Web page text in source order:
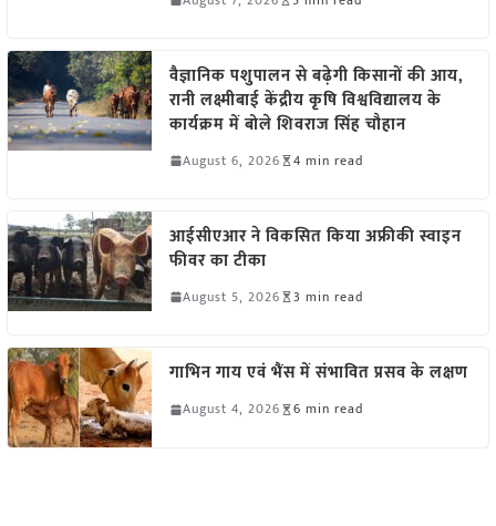
वैज्ञानिक पशुपालन से बढ़ेगी किसानों की आय,
रानी लक्ष्मीबाई केंद्रीय कृषि विश्वविद्यालय के
कार्यक्रम में बोले शिवराज सिंह चौहान
August 6, 2026 4 min read
आईसीएआर ने विकसित किया अफ्रीकी स्वाइन
फीवर का टीका
August 5, 2026 3 min read
गाभिन गाय एवं भैंस में संभावित प्रसव के लक्षण
August 4, 2026 6 min read